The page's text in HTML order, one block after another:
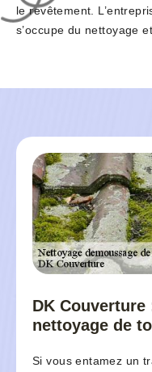
le revêtement.
s’occupe du nettoyage
DK
nettoyage de
Si vous entamez un